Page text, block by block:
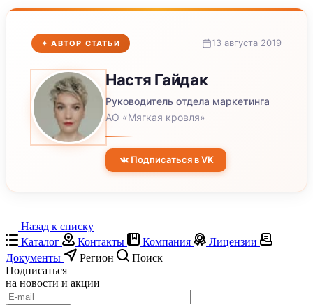
✦ АВТОР СТАТЬИ 13 августа 2019
Настя Гайдак
Руководитель отдела маркетинга
АО «Мягкая кровля»
Подписаться в VK
Назад к списку
Каталог
Контакты Компания
Лицензии
Документы
Регион
Поиск
Подписаться
на новости и акции